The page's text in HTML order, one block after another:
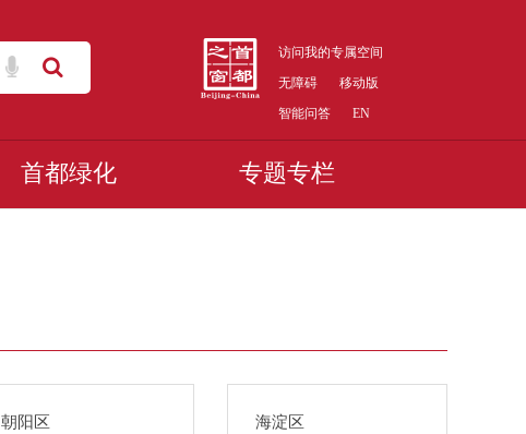
访问我的专属空间
无障碍
移动版
智能问答
EN
首都绿化 专题专栏
朝阳区 海淀区